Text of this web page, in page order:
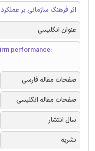
اثر فرهنگ سازمانی بر
عنوان انگلیسی
performance:
صفحات مقاله فارسی
صفحات مقاله انگلیسی
سال انتشار
نشریه